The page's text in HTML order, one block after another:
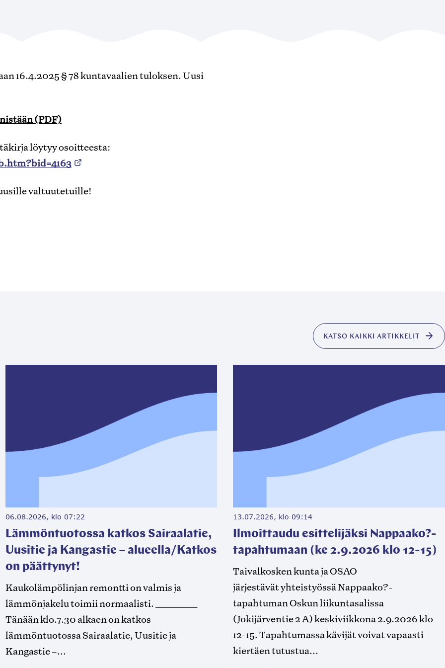
16.4.2025 § 78 kuntavaalien tuloksen. Uusi
(PDF)
löytyy osoitteesta:
valtuutetuille!
KATSO KAIKKI ARTIKKELIT
06.08.2026, klo 07:22
Lämmöntuotossa katkos Sairaalatie,
Uusitie ja Kangastie – alueella/Katkos
on päättynyt!
Kaukolämpölinjan remontti on valmis ja
lämmönjakelu toimii normaalisti. ____________
Tänään klo.7.30 alkaen on katkos
lämmöntuotossa Sairaalatie, Uusitie ja
Kangastie –...
13.07.2026, klo 09:14
Ilmoittaudu esittelijäksi Nappaako?-
tapahtumaan (ke 2.9.2026 klo 12-15)
Taivalkosken kunta ja OSAO
järjestävät yhteistyössä Nappaako?-
tapahtuman Oskun liikuntasalissa
(Jokijärventie 2 A) keskiviikkona 2.9.2026 klo
12-15. Tapahtumassa kävijät voivat vapaasti
kiertäen tutustua...